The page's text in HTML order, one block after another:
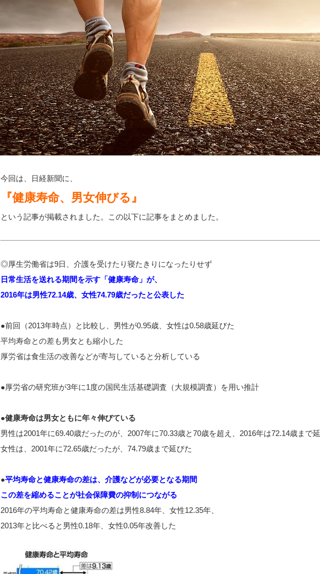
今回は、日経新聞に、
『健康寿命、男女伸びる』
という記事が掲載されました。この以下に記事をまとめました。
◎厚生労働省は9日、介護を受けたり寝たきりになったりせず
日常生活を送れる期間を示す「健康寿命」が、
2016年は男性72.14歳、女性74.79歳だったと公表した
●前回（2013年時点）と比較し、男性が0.95歳、女性は0.58歳延びた
平均寿命との差も男女とも縮小した
厚労省は食生活の改善などが寄与していると分析している
●厚労省の研究班が3年に1度の国民生活基礎調査（大規模調査）を用い推計
●健康寿命は男女ともに年々伸びている
男性は2001年に69.40歳だったのが、2007年に70.33歳と70歳を超え、2016年は72.14歳まで
女性は、2001年に72.65歳だったが、74.79歳まで延びた
●平均寿命と健康寿命の差は、介護などが必要となる期間
この差を縮めることが社会保障費の抑制につながる
2016年の平均寿命と健康寿命の差は男性8.84年、女性12.35年、
2013年と比べると男性0.18年、女性0.05年改善した